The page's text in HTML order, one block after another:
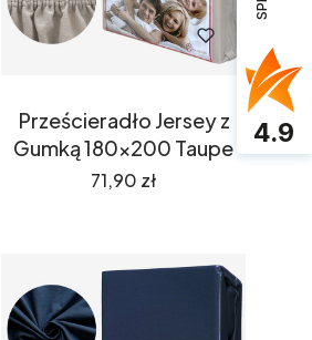
Prześcieradło Jersey z
Gumką 180x200 Taupe
Cena
71,90 zł
4.9